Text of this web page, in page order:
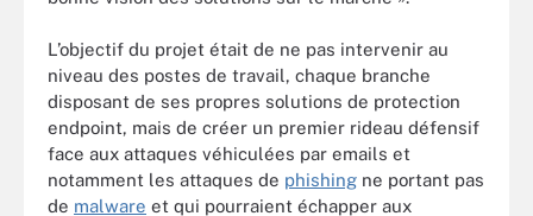
L’objectif du projet était de ne pas intervenir au
niveau des postes de travail, chaque branche
disposant de ses propres solutions de protection
endpoint, mais de créer un premier rideau défensif
face aux attaques véhiculées par emails et
notamment les attaques de phishing ne portant pas
de malware et qui pourraient échapper aux